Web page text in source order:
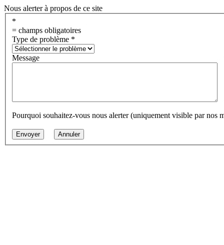
Nous alerter à propos de ce site
*
= champs obligatoires
Type de problème *
Message
Pourquoi souhaitez-vous nous alerter (uniquement visible par nos